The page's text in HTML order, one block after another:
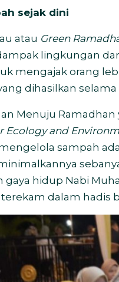
sejak dini
atau Green
lingkungan
mengajak orang
dihasilkan selama
Menuju
Ecology and
sampah
gaya hidup Nabi
terekam dalam hadis